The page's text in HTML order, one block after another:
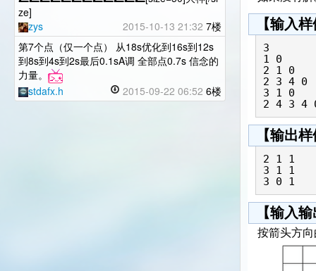
ze]
zys
2015-10-13 21:32 7楼
第7个点（仅一个点） 从18s优化到16s到12s
到8s到4s到2s最后0.1sA调 全部点0.7s 信念的
力量。
stdafx.h
2015-09-22 06:52 6楼
【输入
3
1 0
2 1 0
2 3 4 0
3 1 0
【输出
2 1 1
3 1 1
【输入
按箭头方